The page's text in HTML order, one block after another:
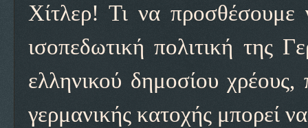
Χίτλερ! Τι να προσθέσουμε
ισοπεδωτική πολιτική της
ελληνικού δημοσίου
γερμανικής κατοχής μπορεί